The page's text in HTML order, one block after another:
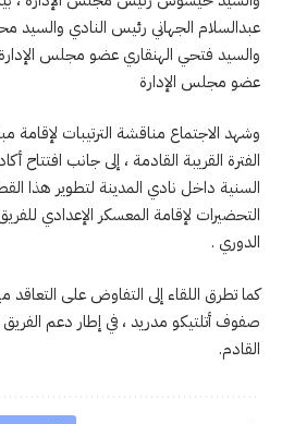
عبدالسلام الجهاني رئيس النادي والسيد
والسيد فتحي الهنقاري عضو مجلس
عضو مجلس الإدارة
وشهد الاجتماع مناقشة الترتيبات لإقامة
الفترة القريبة القادمة ، إلى جانب افتتاح
السنية داخل نادي المدينة لتطوير هذا
التحضيرات لإقامة المعسكر الإعدادي
الدوري .
كما تطرق اللقاء إلى التفاوض على
صفوف أتلتيكو مدريد ، في إطار دعم
القادم.